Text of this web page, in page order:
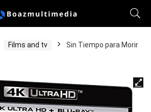
Films and tv
Sin Tiempo para Morir